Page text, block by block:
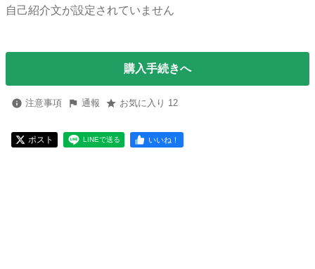
自己紹介文が設定されていません
購入手続きへ
注意事項 通報 お気に入り 12
ポスト LINEで送る いいね！